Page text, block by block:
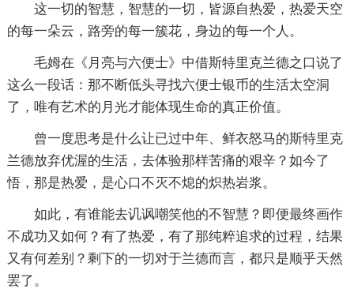
这一切的智慧，智慧的一切，皆源自热爱，热爱天空
的每一朵云，路旁的每一簇花，身边的每一个人。
毛姆在《月亮与六便士》中借斯特里克兰德之口说了
这么一段话：那不断低头寻找六便士银币的生活太空洞
了，唯有艺术的月光才能体现生命的真正价值。
曾一度思考是什么让已过中年、鲜衣怒马的斯特里克
兰德放弃优渥的生活，去体验那样苦痛的艰辛？如今了
悟，那是热爱，是心口不灭不熄的炽热岩浆。
如此，有谁能去讥讽嘲笑他的不智慧？即便最终画作
不成功又如何？有了热爱，有了那纯粹追求的过程，结果
又有何差别？剩下的一切对于兰德而言，都只是顺乎天然
罢了。